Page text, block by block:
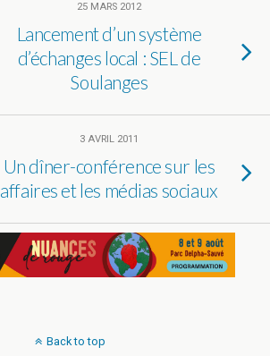
25 MARS 2012
Lancement d’un système
d’échanges local : SEL de
Soulanges
3 AVRIL 2011
Un dîner-conférence sur les
affaires et les médias sociaux
Back to top